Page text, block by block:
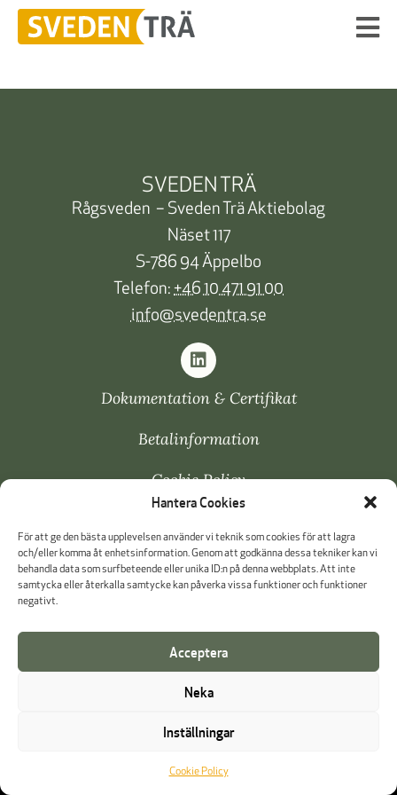
Hantera Cookies
För att ge den bästa upplevelsen använder vi teknik som cookies för att lagra
och/eller komma åt enhetsinformation. Genom att godkänna dessa tekniker kan vi
behandla data som surfbeteende eller unika ID:n på denna webbplats. Att inte
samtycka eller återkalla samtycke kan påverka vissa funktioner och funktioner
negativt.
Acceptera
Neka
Inställningar
Cookie Policy
SVEDEN TRÄ
Rågsveden – Sveden Trä Aktiebolag
Näset 117
S-786 94 Äppelbo
Telefon: +46 10 471 91 00
info@svedentra.se
Dokumentation & Certifikat
Betalinformation
Cookie Policy